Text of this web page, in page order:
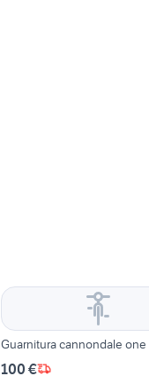
Guarnitura cannondale one
100 €